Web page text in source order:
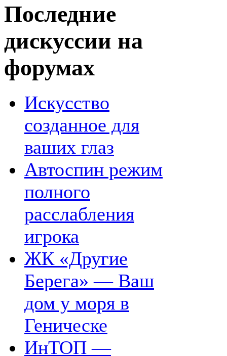
Последние
дискуссии на
форумах
Искусство
созданное для
ваших глаз
Автоспин режим
полного
расслабления
игрока
ЖК «Другие
Берега» — Ваш
дом у моря в
Геническе
ИнТОП —